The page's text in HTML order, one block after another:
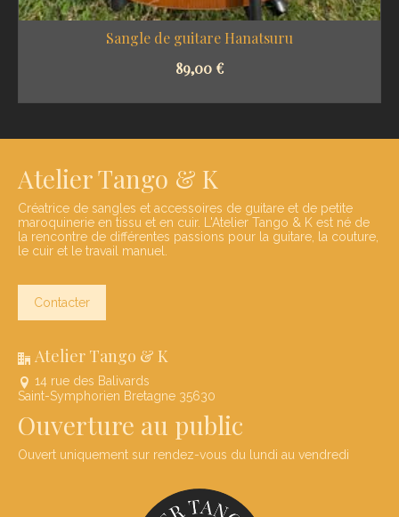
Sangle de guitare Hanatsuru
89,00 €
Atelier Tango & K
Créatrice de sangles et accessoires de guitare et de petite
maroquinerie en tissu et en cuir. L'Atelier Tango & K est né de
la rencontre de différentes passions pour la guitare, la couture,
le cuir et le travail manuel.
Contacter
Atelier Tango & K
14 rue des Balivards
Saint-Symphorien Bretagne 35630
Ouverture au public
Ouvert uniquement sur rendez-vous du lundi au vendredi